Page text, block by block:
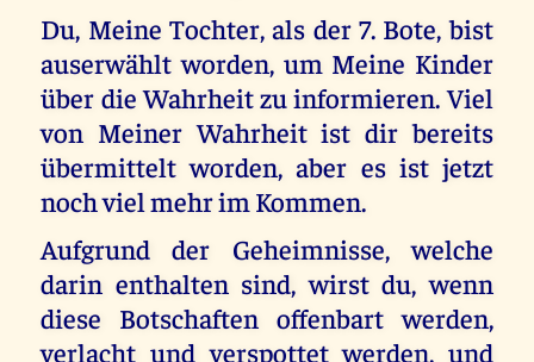
Du, Meine Tochter, als der 7. Bote, bist
auserwählt worden, um Meine Kinder
über die Wahrheit zu informieren. Viel
von Meiner Wahrheit ist dir bereits
übermittelt worden, aber es ist jetzt
noch viel mehr im Kommen.
Aufgrund der Geheimnisse, welche
darin enthalten sind, wirst du, wenn
diese Botschaften offenbart werden,
verlacht und verspottet werden, und